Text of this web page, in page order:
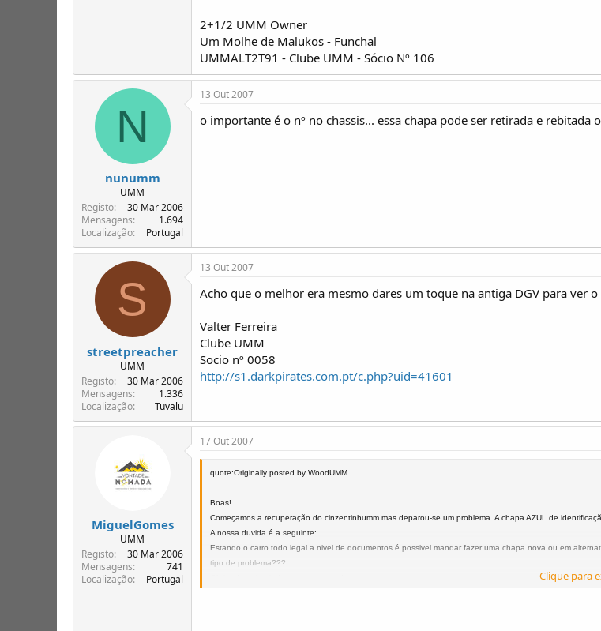
2+1/2 UMM Owner
Um Molhe de Malukos - Funchal
UMMALT2T91 - Clube UMM - Sócio Nº 106
N
nunumm
UMM
Registo
30 Mar 2006
Mensagens
1.694
Localização
Portugal
13 Out 2007
o importante é o nº no chassis... essa chapa pode ser retirada e rebitada
S
streetpreacher
UMM
Registo
30 Mar 2006
Mensagens
1.336
Localização
Tuvalu
13 Out 2007
Acho que o melhor era mesmo dares um toque na antiga DGV para ver o
Valter Ferreira
Clube UMM
Socio nº 0058
http://s1.darkpirates.com.pt/c.php?uid=41601
MiguelGomes
UMM
Registo
30 Mar 2006
Mensagens
741
Localização
Portugal
17 Out 2007
quote:Originally posted by WoodUMM
Boas!
Começamos a recuperação do cinzentinhumm mas deparou-se um problema. A chapa AZUL de
A nossa duvida é a seguinte:
Estando o carro todo legal a nivel de documentos é possivel mandar fazer uma chapa nova ou em
tipo de problema???
Clique para